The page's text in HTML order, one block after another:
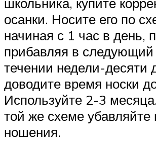
осанки. Носите его по
начиная с 1 час в день,
прибавляя в
течении недели-десяти
доводите время носки
Используйте 2-3
той же схеме убавляйте
ношения.